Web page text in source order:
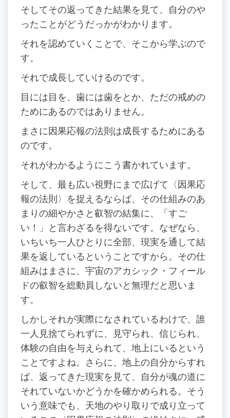
そしてその返ってきた結果を見て、自分のや
ったことがどうだっかがわかります。
それを認めていくことで、そこから学ぶので
す。
それで成長していけるのです。
目には目を、歯には歯をとか、ただの戒めの
ためにあるのではありません。
まさに因果応報の法則は成長するためにある
のです。
それがわかるようにこう書かれています。
そして、最も広い視野にまで広げて〈因果応
報の法則〉を捉えるならば、その仕組みのあ
まりの細やかさと叡智の結集に、「すご
い！」と言わざるを得ないです。なぜなら、
いちいち一人ひとりに全部、現実を通して結
果を返しているということですから。その仕
組みはまさに、宇宙のアカシック・フィール
ドの叡智を総動員しないと無理だと思いま
す。
しかしそれが実際になされているわけで、誰
一人見捨てられずに、見守られ、信じられ、
体験の自由を与えられて、地上にいるという
ことですよね。さらに、地上の自分からすれ
ば、返ってきた現実を見て、自分が魂の道に
それていないかどうかを確かめられる。そう
いう意味でも、天地のやり取りで成り立って